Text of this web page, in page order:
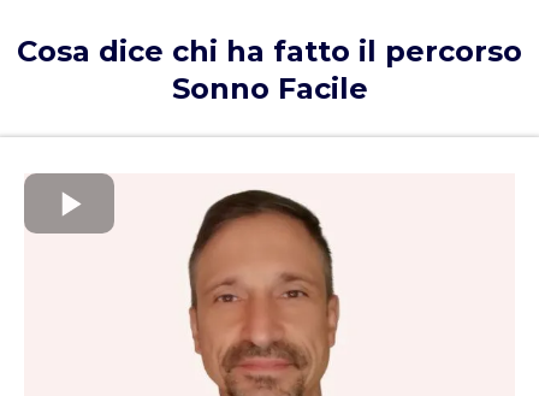
Cosa dice chi ha fatto il percorso
Sonno Facile